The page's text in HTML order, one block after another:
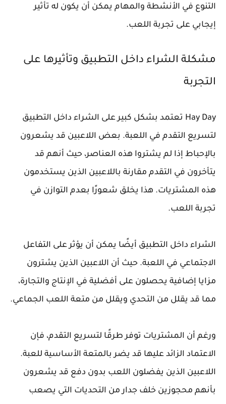
التنوع في الأنشطة والمهام يمكن أن يكون له تأثير
إيجابي على تجربة اللعب.
مشكلة الشراء داخل التطبيق وتأثيرها على
التجربة
Hay Day تعتمد بشكل كبير على الشراء داخل التطبيق
لتسريع التقدم في اللعبة. بعض اللاعبين قد يشعرون
بالإحباط إذا لم يشتروا هذه العناصر، حيث أنهم قد
يتأخرون في التقدم مقارنة باللاعبين الذين يستخدمون
هذه المشتريات. هذا يخلق شعورًا بعدم التوازن في
تجربة اللعب.
الشراء داخل التطبيق أيضًا يمكن أن يؤثر على التفاعل
الاجتماعي في اللعبة. حيث أن اللاعبين الذين يشترون
مزايا إضافية يحصلون على أفضلية في الإنتاج والتجارة،
مما قد يقلل من التحدي ويقلل من متعة اللعب الجماعي.
ورغم أن المشتريات توفر طرقًا لتسريع التقدم، فإن
الاعتماد الزائد عليها قد يضر بالمتعة الأساسية للعبة.
اللاعبين الذين يفضلون اللعب بدون دفع قد يشعرون
بأنهم محجوزين خلف جدار من التحديات التي يصعب